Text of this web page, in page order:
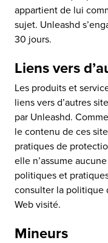
appartient de lui
sujet. Unleashd
30 jours.
Liens vers
Les produits et
liens vers d’autres
par Unleashd.
le contenu de ces
pratiques de
elle n’assume
politiques et
consulter la politique
Web visité.
Mineurs